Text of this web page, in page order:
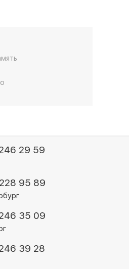
выбором для
29 59
95 89
35 09
39 28